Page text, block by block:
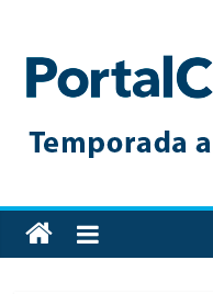
content
Toda
la